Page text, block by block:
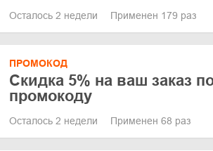
Осталось 2 недели Применен 179 раз
ПРОМОКОД
Скидка 5% на ваш заказ
промокоду
Осталось 2 недели Применен 68 раз